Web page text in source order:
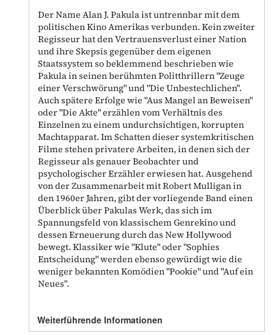
Der Name Alan J. Pakula ist untrennbar mit dem
politischen Kino Amerikas verbunden. Kein zweiter
Regisseur hat den Vertrauensverlust einer Nation
und ihre Skepsis gegenüber dem eigenen
Staatssystem so beklemmend beschrieben wie
Pakula in seinen berühmten Politthrillern "Zeuge
einer Verschwörung" und "Die Unbestechlichen".
Auch spätere Erfolge wie "Aus Mangel an Beweisen"
oder "Die Akte" erzählen vom Verhältnis des
Einzelnen zu einem undurchsichtigen, korrupten
Machtapparat. Im Schatten dieser systemkritischen
Filme stehen privatere Arbeiten, in denen sich der
Regisseur als genauer Beobachter und
psychologischer Erzähler erwiesen hat. Ausgehend
von der Zusammenarbeit mit Robert Mulligan in
den 1960er Jahren, gibt der vorliegende Band einen
Überblick über Pakulas Werk, das sich im
Spannungsfeld von klassischem Genrekino und
dessen Erneuerung durch das New Hollywood
bewegt. Klassiker wie "Klute" oder "Sophies
Entscheidung" werden ebenso gewürdigt wie die
weniger bekannten Komödien "Pookie" und "Auf ein
Neues".
Weiterführende Informationen